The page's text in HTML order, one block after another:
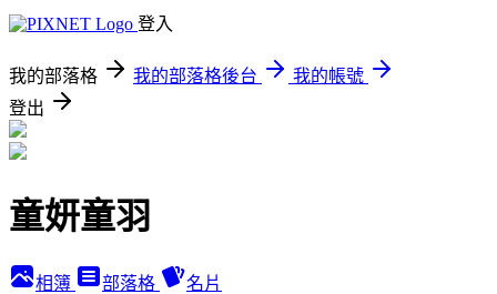
登入
我的部落格 我的部落格後台
我的帳號
登出
童妍童羽
相簿 部落格 名片